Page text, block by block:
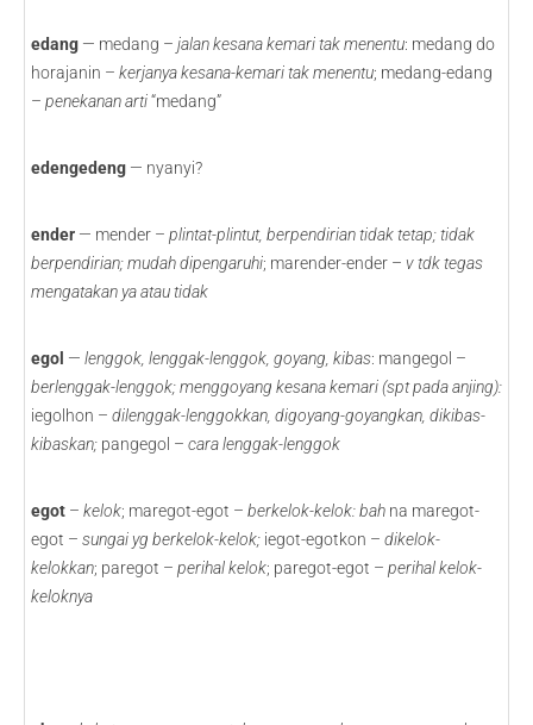
edang — medang – jalan kesana kemari tak menentu: medang do
horajanin – kerjanya kesana-kemari tak menentu; medang-edang
– penekanan arti“medang”
edengedeng — nyanyi?
ender — mender – plintat-plintut, berpendirian tidak tetap; tidak
berpendirian; mudah dipengaruhi; marender-ender – v tdk tegas
mengatakan ya atau tidak
egol — lenggok, lenggak-lenggok, goyang, kibas: mangegol –
berlenggak-lenggok; menggoyang kesana kemari (spt pada anjing):
iegolhon – dilenggak-lenggokkan, digoyang-goyangkan, dikibas-
kibaskan; pangegol – cara lenggak-lenggok
egot – kelok; maregot-egot – berkelok-kelok: bah na maregot-
egot – sungai yg berkelok-kelok; iegot-egotkon – dikelok-
kelokkan; paregot – perihal kelok; paregot-egot – perihal kelok-
keloknya